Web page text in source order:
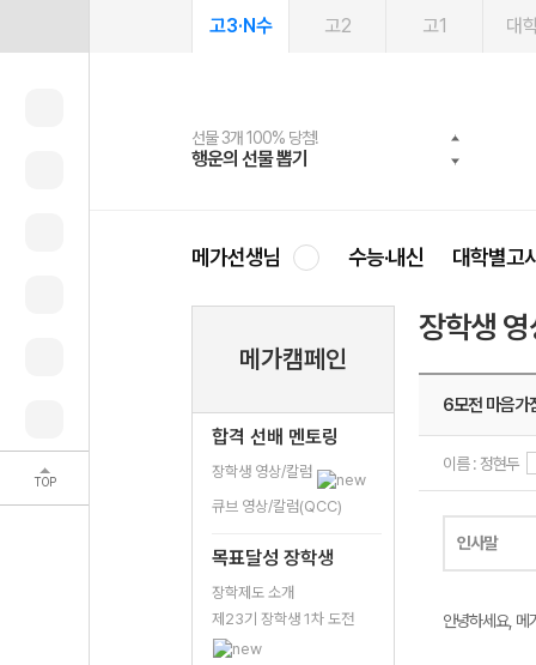
TOP
고3·N수 고2 고1 대
선물 3개 100% 당첨!
행운의 선물 뽑기
선물 100% 증정!
메가스터디 X 올리브
여름방학 스터디 캐시백
메가런 썸머스쿨
2027 러셀 단과
강사 공개선발
스마트러닝앱
설문 EVENT
메가패스
3일 무료 체험권
메가패스 수강생 무료혜택!
메가클럽 멤버십
사회공헌 캠페인
희망이룸 메가나눔
메가선생님 수능·내신 대학별고
메가캠페인
합격 선배 멘토링
장학생 영상/칼럼
큐브 영상/칼럼(QCC)
목표달성 장학생
장학제도 소개
제23기 장학생 1차 도전
장학생
6모전 마음가
이름 : 정현두
인사말
안녕하세요, 메